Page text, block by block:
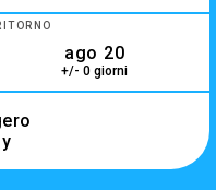
down arrow keys to
+/- 0 giorni